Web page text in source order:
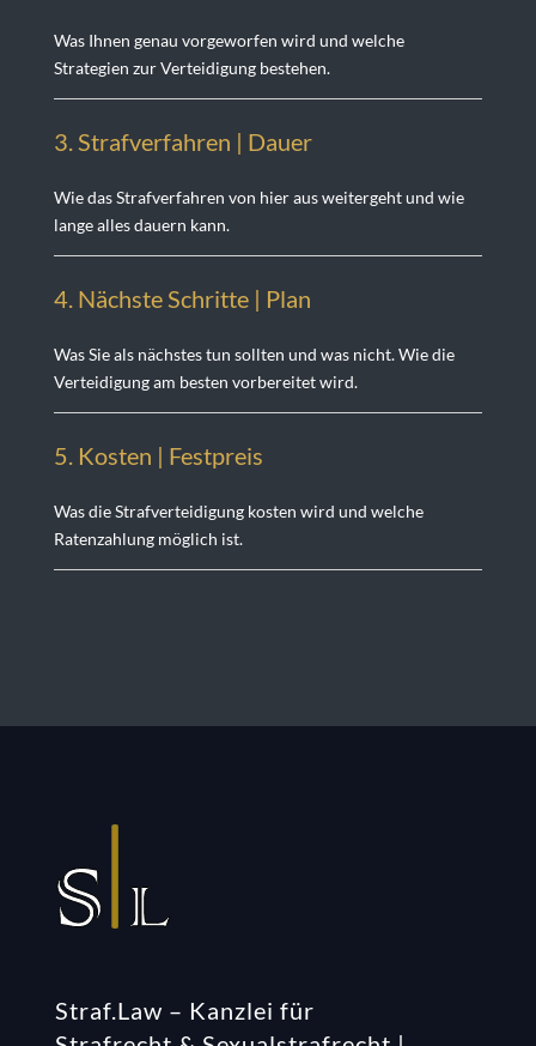
Was Ihnen genau vorgeworfen wird und welche
Strategien zur Verteidigung bestehen.
3. Strafverfahren | Dauer
Wie das Strafverfahren von hier aus weitergeht und wie
lange alles dauern kann.
4. Nächste Schritte | Plan
Was Sie als nächstes tun sollten und was nicht. Wie die
Verteidigung am besten vorbereitet wird.
5. Kosten | Festpreis
Was die Strafverteidigung kosten wird und welche
Ratenzahlung möglich ist.
Straf.Law – Kanzlei für